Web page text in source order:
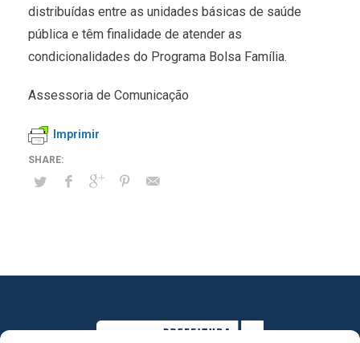
distribuídas entre as unidades básicas de saúde
pública e têm finalidade de atender as
condicionalidades do Programa Bolsa Família.
Assessoria de Comunicação
Imprimir